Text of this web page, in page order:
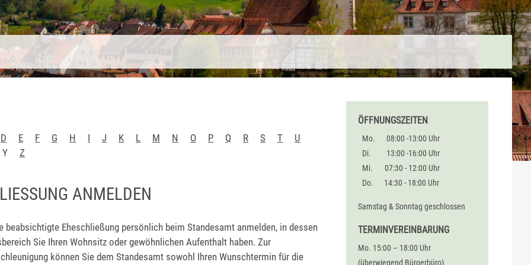
D E F G H I J K L M N O P Q R S T
U
Y
Z
ANMELDEN
beabsichtigte Eheschließung persönlich beim Standesamt anmelden, in dessen
Sie Ihren Wohnsitz oder gewöhnlichen Aufenthalt haben. Zur
können Sie dem Standesamt sowohl Ihren Wunschtermin für die
ÖFFNUNGSZEITEN
Mo.
08:00 -13:00 Uhr
Di.
13:00 -16:00 Uhr
Mi.
07:30 - 12:00 Uhr
Do.
14:30 - 18:00 Uhr
Samstag & Sonntag geschlossen
TERMINVEREINBARUNG
Mo. 15:00 – 18:00 Uhr
(überwiegend Bürgerbüro)